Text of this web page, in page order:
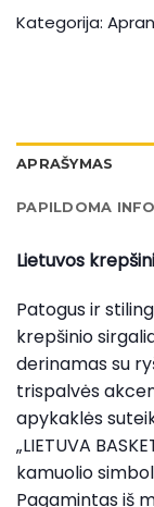
Kategorija:
APRAŠYMAS
PAPILDOMA
Lietuvos
Patogus ir
krepšinio
derinamas su
trispalvės
apykaklės
„LIETUVA
kamuolio
Pagamintas iš